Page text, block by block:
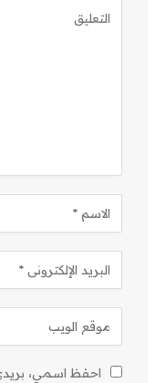
احفظ اسمي، بريدي